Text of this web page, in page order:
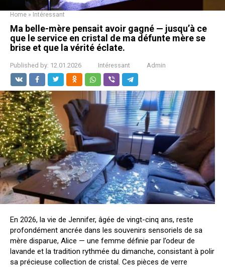
Home » Intéressant
Ma belle-mère pensait avoir gagné — jusqu’à ce
que le service en cristal de ma défunte mère se
brise et que la vérité éclate.
Published by: 12.01.2026 Intéressant Admin
En 2026, la vie de Jennifer, âgée de vingt-cinq ans, reste
profondément ancrée dans les souvenirs sensoriels de sa
mère disparue, Alice — une femme définie par l’odeur de
lavande et la tradition rythmée du dimanche, consistant à polir
sa précieuse collection de cristal. Ces pièces de verre